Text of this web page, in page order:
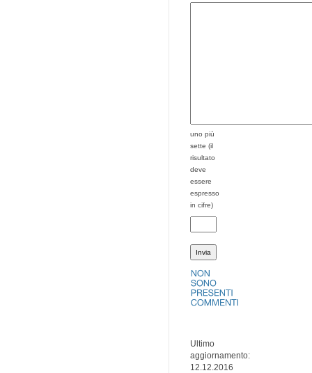
uno più
sette (il
risultato
deve
essere
espresso
in cifre)
Ultimo
aggiornamento:
12.12.2016